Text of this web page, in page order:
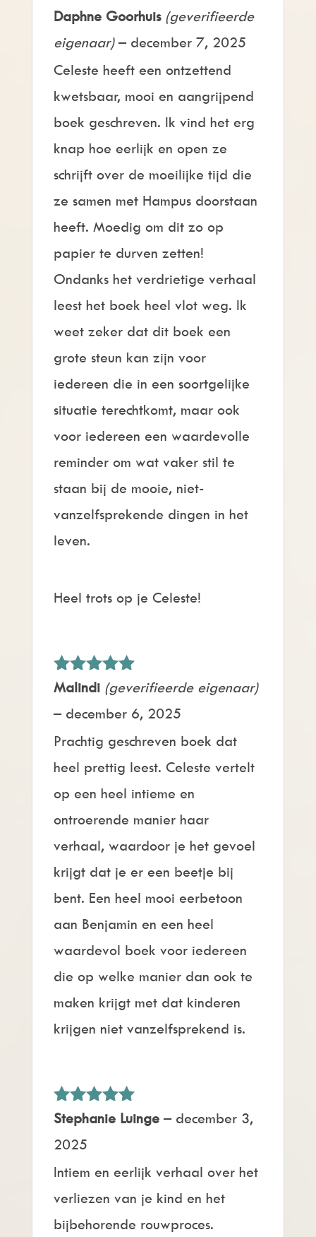
Gewaardeerd
Daphne Goorhuis (geverifieerde
eigenaar) – december 7, 2025
Celeste heeft een ontzettend
kwetsbaar, mooi en aangrijpend
boek geschreven. Ik vind het erg
knap hoe eerlijk en open ze
schrijft over de moeilijke tijd die
ze samen met Hampus doorstaan
heeft. Moedig om dit zo op
papier te durven zetten!
Ondanks het verdrietige verhaal
leest het boek heel vlot weg. Ik
weet zeker dat dit boek een
grote steun kan zijn voor
iedereen die in een soortgelijke
situatie terechtkomt, maar ook
voor iedereen een waardevolle
reminder om wat vaker stil te
staan bij de mooie, niet-
vanzelfsprekende dingen in het
leven.
Heel trots op je Celeste!
Gewaardeerd
Malindi (geverifieerde eigenaar)
– december 6, 2025
Prachtig geschreven boek dat
heel prettig leest. Celeste vertelt
op een heel intieme en
ontroerende manier haar
verhaal, waardoor je het gevoel
krijgt dat je er een beetje bij
bent. Een heel mooi eerbetoon
aan Benjamin en een heel
waardevol boek voor iedereen
die op welke manier dan ook te
maken krijgt met dat kinderen
krijgen niet vanzelfsprekend is.
Gewaardeerd
Stephanie Luinge – december 3,
2025
Intiem en eerlijk verhaal over het
verliezen van je kind en het
bijbehorende rouwproces.